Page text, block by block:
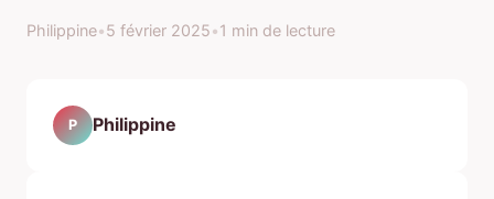
Philippine•5 février 2025•1 min de lecture
P Philippine